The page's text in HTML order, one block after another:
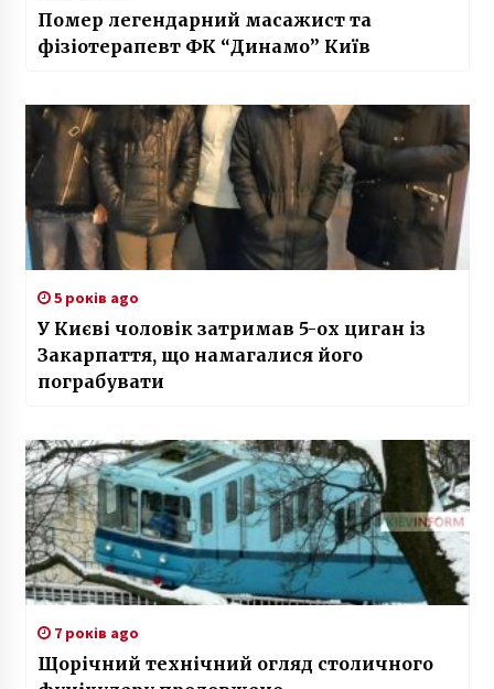
Помер легендарний масажист та
фізіотерапевт ФК “Динамо” Київ
5 років ago
У Києві чоловік затримав 5-ох циган із
Закарпаття, що намагалися його
пограбувати
7 років ago
Щорічний технічний огляд столичного